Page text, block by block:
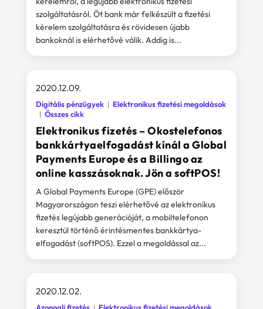
szolgáltatásról. Öt bank már felkészült a fizetési
kérelem szolgáltatásra és rövidesen újabb
bankoknál is elérhetővé válik. Addig is...
Elektronikus fizetés – Okostelefonos
bankkártyaelfogadást kínál a Global
Payments Europe és a Billingo az
online kasszásoknak. Jön a softPOS!
2020.12.09.
Digitális pénzügyek
Elektronikus fizetési megoldások
Összes cikk
A Global Payments Europe (GPE) először
Magyarországon teszi elérhetővé az elektronikus
fizetés legújabb generációját, a mobiltelefonon
keresztül történő érintésmentes bankkártya-
elfogadást (softPOS). Ezzel a megoldással az...
2020.12.02.